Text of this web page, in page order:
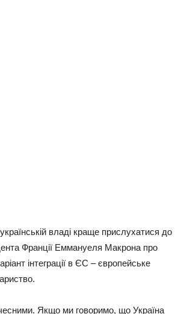
владі краще прислухатися до
Франції Еммануеля Макрона про
інтеграції в ЄС – європейське
Якщо ми говоримо, що Україна